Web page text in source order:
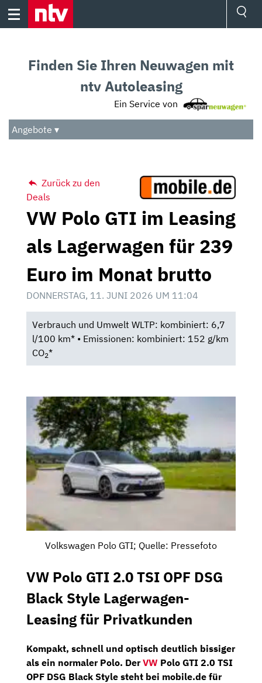
Skip
Audio
Das Beste
Finden Sie Ihren Neuwagen mit
ntv Autoleasing
Ein Service von
Angebote ▾
Zurück zu den
Deals
VW Polo GTI im Leasing
als Lagerwagen für 239
Euro im Monat brutto
DONNERSTAG, 11. JUNI 2026 UM 11:04
Verbrauch und Umwelt WLTP: kombiniert: 6,7
l/100 km* • Emissionen: kombiniert: 152 g/km
CO2*
Volkswagen Polo GTI; Quelle: Pressefoto
VW Polo GTI 2.0 TSI OPF DSG
Black Style Lagerwagen-
Leasing für Privatkunden
Kompakt, schnell und optisch deutlich bissiger
als ein normaler Polo. DerVW Polo GTI 2.0 TSI
OPF DSG Black Style steht bei mobile.de für